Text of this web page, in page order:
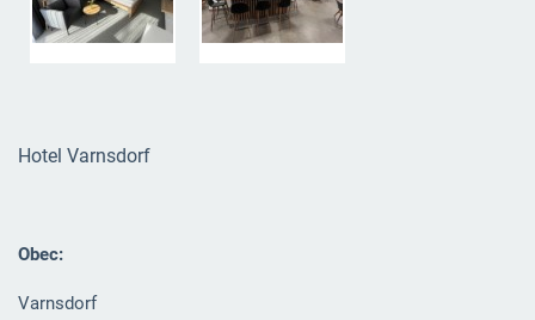
Hotel Varnsdorf
Obec:
Varnsdorf